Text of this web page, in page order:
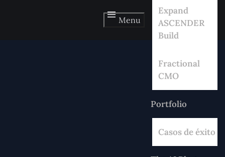
Menu
Expand
ASCENDER
Build
Fractional
CMO
Portfolio
Casos de éxito